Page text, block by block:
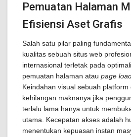
Pemuatan Halaman
Efisiensi Aset Grafis
Salah satu pilar paling
kualitas sebuah situs web
internasional terletak pada
pemuatan halaman atau page
Keindahan visual sebuah platform
kehilangan maknanya jika
terlalu lama hanya untuk
utama. Kecepatan akses adalah
menentukan kepuasan instan